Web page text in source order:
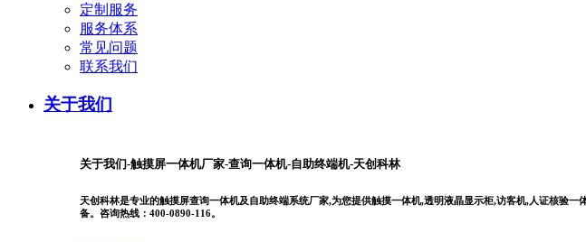
定制服务
服务体系
常见问题
联系我们
关于我们
关于我们-触摸屏一体机厂家-查询一体机-自助终端机-天创科林
天创科林是专业的触摸屏查询一体机及自助终端系统厂家,为您提供触摸一体机,透明液晶显示柜,访客机,人证核验
备。咨询热线：400-0890-116。